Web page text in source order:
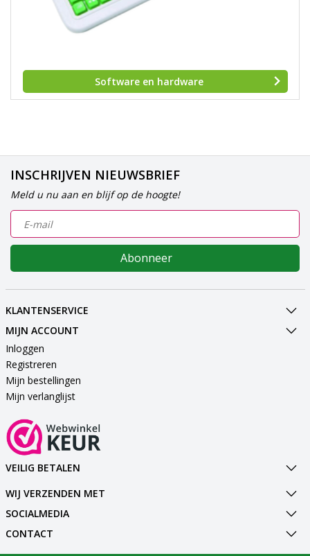
Software en hardware
INSCHRIJVEN NIEUWSBRIEF
Meld u nu aan en blijf op de hoogte!
Abonneer
KLANTENSERVICE
MIJN ACCOUNT
Inloggen
Registreren
Mijn bestellingen
Mijn verlanglijst
VEILIG BETALEN
WIJ VERZENDEN MET
SOCIALMEDIA
CONTACT